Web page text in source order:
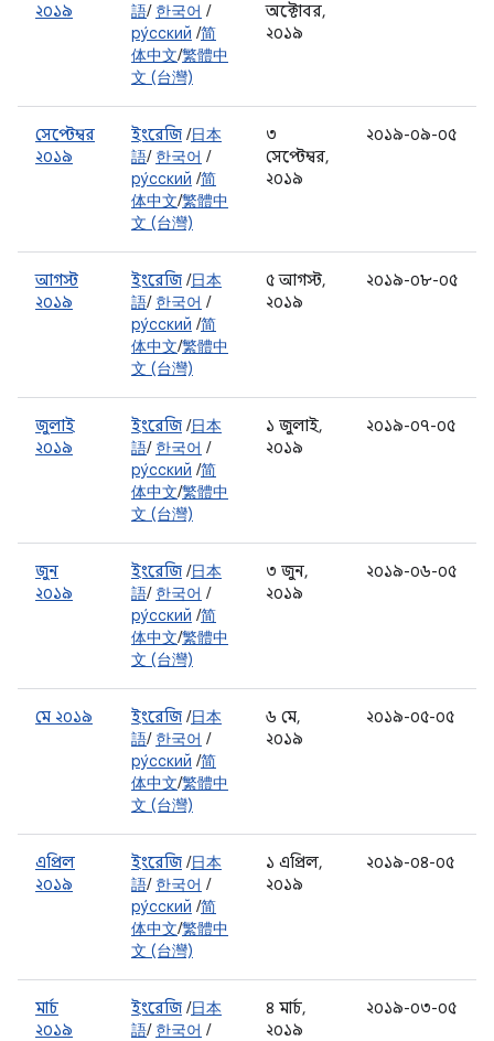
২০১৯
語/ 한국어 /
ру́сский /简
体中文/繁體中
文 (台灣)
অক্টোবর,
২০১৯
সেপ্টেম্বর
২০১৯
ইংরেজি /日本
語/ 한국어 /
ру́сский /简
体中文/繁體中
文 (台灣)
৩
সেপ্টেম্বর,
২০১৯
২০১৯-০৯-০৫
আগস্ট
২০১৯
ইংরেজি /日本
語/ 한국어 /
ру́сский /简
体中文/繁體中
文 (台灣)
৫ আগস্ট,
২০১৯
২০১৯-০৮-০৫
জুলাই
২০১৯
ইংরেজি /日本
語/ 한국어 /
ру́сский /简
体中文/繁體中
文 (台灣)
১ জুলাই,
২০১৯
২০১৯-০৭-০৫
জুন
২০১৯
ইংরেজি /日本
語/ 한국어 /
ру́сский /简
体中文/繁體中
文 (台灣)
৩ জুন,
২০১৯
২০১৯-০৬-০৫
মে ২০১৯ ইংরেজি /日本
語/ 한국어 /
ру́сский /简
体中文/繁體中
文 (台灣)
৬ মে,
২০১৯
২০১৯-০৫-০৫
এপ্রিল
২০১৯
ইংরেজি /日本
語/ 한국어 /
ру́сский /简
体中文/繁體中
文 (台灣)
১ এপ্রিল,
২০১৯
২০১৯-০৪-০৫
মার্চ
২০১৯
ইংরেজি /日本
語/ 한국어 /
৪ মার্চ,
২০১৯
২০১৯-০৩-০৫